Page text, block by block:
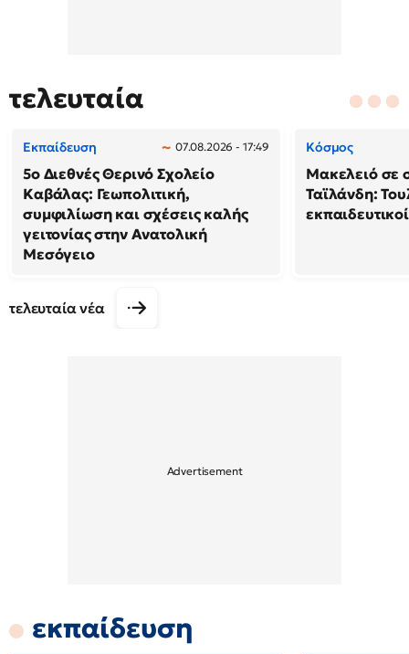
τελευταία
Εκπαίδευση 07.08.2026 - 17:49
5ο Διεθνές Θερινό Σχολείο
Καβάλας: Γεωπολιτική,
συμφιλίωση και σχέσεις καλής
γειτονίας στην Ανατολική
Μεσόγειο
Κόσμος
Μακελειό σε
Ταϊλάνδη:
τελευταία νέα
εκπαίδευση